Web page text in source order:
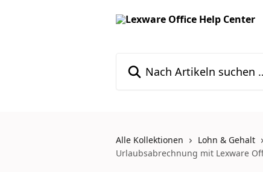
Alle Kollektionen Lohn & Gehalt
Urlaubsabrechnung mit Lexware